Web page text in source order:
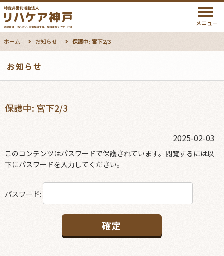
メニュー
ホーム お知らせ 保護中: 宮下2/3
お知らせ
保護中: 宮下2/3
2025-02-03
このコンテンツはパスワードで保護されています。閲覧するには以
下にパスワードを入力してください。
パスワード: